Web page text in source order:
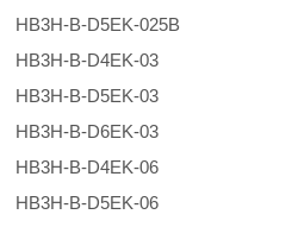
HB3H-B-D5EK-025B
HB3H-B-D4EK-03
HB3H-B-D5EK-03
HB3H-B-D6EK-03
HB3H-B-D4EK-06
HB3H-B-D5EK-06